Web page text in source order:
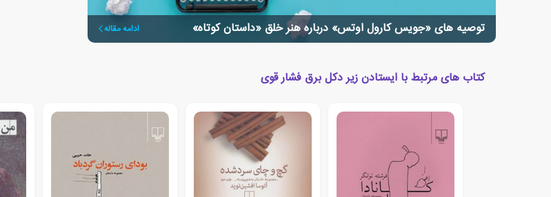
توصیه های «جویس کارول اوتس» درباره هنر خلق «داستان کوتاه» ادامه مقاله
کتاب های مرتبط با ایستادن زیر دکل برق فشار قوی